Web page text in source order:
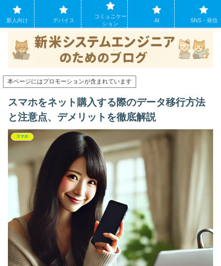
システムエンジニアになったばかりの方のために。現場でよくあるパソコンの
トラブルも
本ページにはプロモーションが含まれています
スマホをネット購入する際のデータ移行方法
と注意点、デメリットを徹底解説
スマホ
新人向け デバイス
コミュニケー
ション
AI SNS・発信